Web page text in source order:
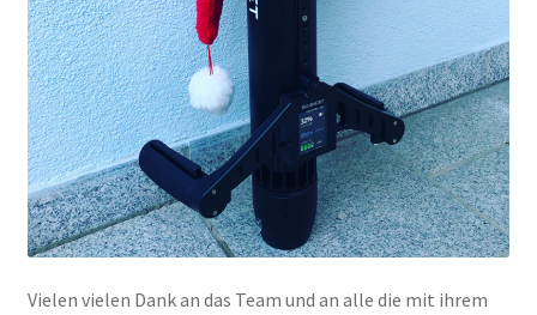
Vielen vielen Dank an das Team und an alle die mit ihrem